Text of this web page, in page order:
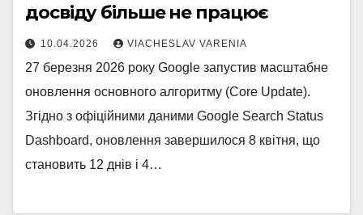
досвіду більше не працює
10.04.2026 VIACHESLAV VARENIA
27 березня 2026 року Google запустив масштабне
оновлення основного алгоритму (Core Update).
Згідно з офіційними даними Google Search Status
Dashboard, оновлення завершилося 8 квітня, що
становить 12 днів і 4…